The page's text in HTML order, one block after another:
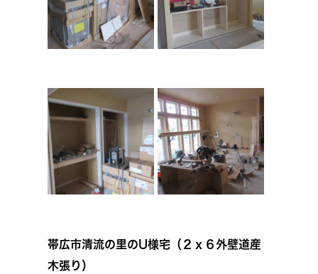
帯広市清流の里のU様宅（２ｘ６外壁道産
木張り）